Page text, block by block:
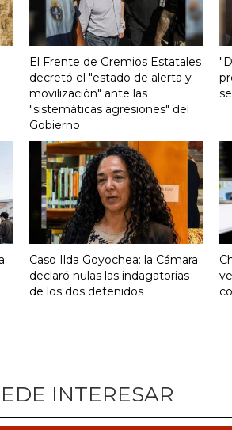
El Frente de Gremios Estatales
decretó el "estado de alerta y
movilización" ante las
"sistemáticas agresiones" del
Gobierno
Caso Ilda Goyochea: la Cámara
declaró nulas las indagatorias
de los dos detenidos
INTERESAR